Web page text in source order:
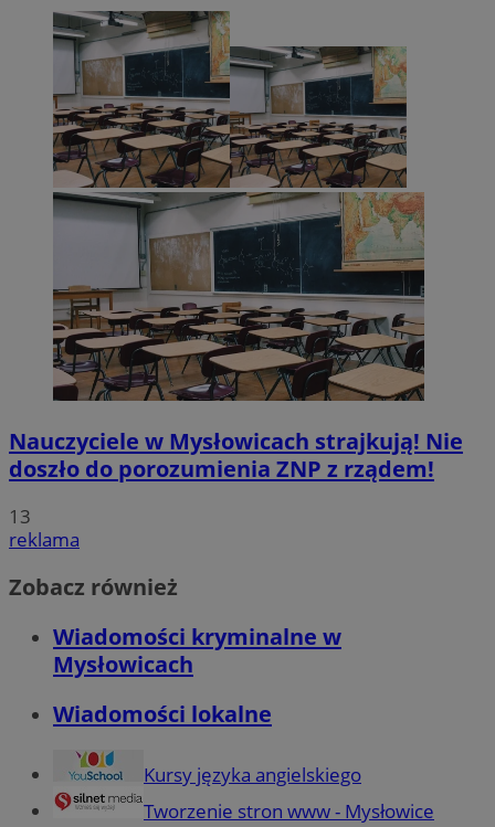
Nauczyciele w Mysłowicach strajkują! Nie
doszło do porozumienia ZNP z rządem!
13
reklama
Zobacz również
Wiadomości kryminalne w
Mysłowicach
Wiadomości lokalne
Kursy języka angielskiego
Tworzenie stron www - Mysłowice